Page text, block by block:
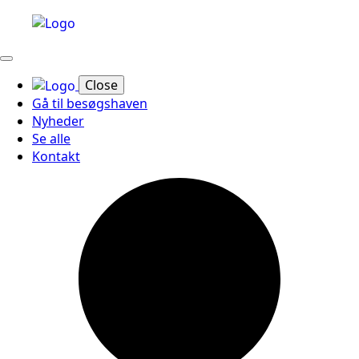
Close
Gå til besøgshaven
Nyheder
Se alle
Kontakt